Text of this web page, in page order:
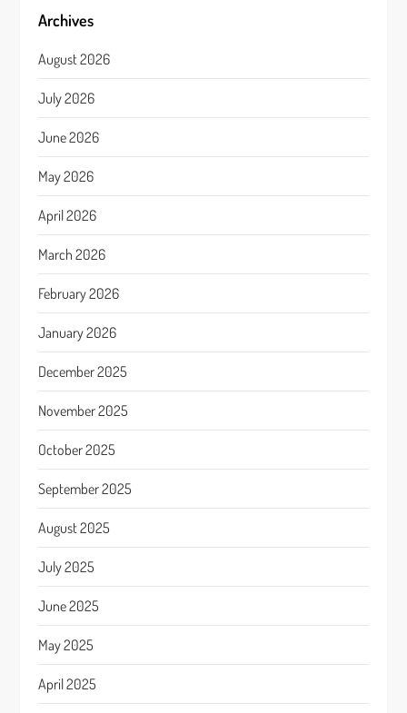
Archives
August 2026
July 2026
June 2026
May 2026
April 2026
March 2026
February 2026
January 2026
December 2025
November 2025
October 2025
September 2025
August 2025
July 2025
June 2025
May 2025
April 2025